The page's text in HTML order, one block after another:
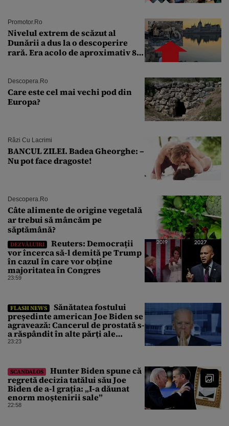
Promotor.ro
Nivelul extrem de scăzut al
Dunării a dus la o descoperire
rară. Era acolo de aproximativ 80
Descopera.ro
Care este cel mai vechi pod din
Europa?
Râzi Cu Lacrimi
BANCUL ZILEI. Badea Gheorghe: –
Nu pot face dragoste!
Descopera.ro
Câte alimente de origine vegetală
ar trebui să mâncăm pe
săptămână?
DEZVĂLUIRI
Reuters: Democrații
vor încerca să-l demită pe Trump
în cazul în care vor obține
majoritatea în Congres
23:59
FLASH NEWS
Sănătatea fostului
președinte american Joe Biden se
agravează: Cancerul de prostată s-
a răspândit în alte părți ale
corpului
23:23
SCANDALOS
Hunter Biden spune că
regretă decizia tatălui său Joe
Biden de a-l grația: „I-a dăunat
enorm moștenirii sale”
22:58